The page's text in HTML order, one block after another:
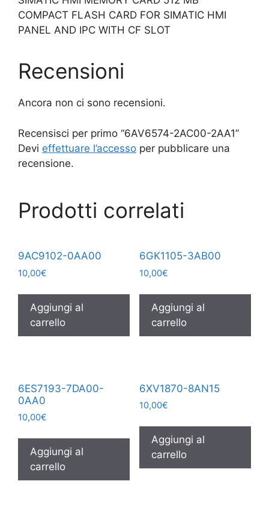
COMPACT FLASH CARD FOR SIMATIC HMI
PANEL AND IPC WITH CF SLOT
Recensioni
Ancora non ci sono recensioni.
Recensisci per primo “6AV6574-2AC00-2AA1”
Devi effettuare l’accesso per pubblicare una
recensione.
Prodotti correlati
9AC9102-0AA00
10,00€
Aggiungi al
carrello
6GK1105-3AB00
10,00€
Aggiungi al
carrello
6ES7193-7DA00-
0AA0
10,00€
Aggiungi al
carrello
6XV1870-8AN15
10,00€
Aggiungi al
carrello